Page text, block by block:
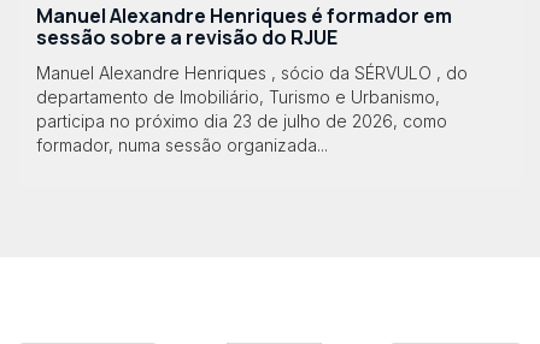
Manuel Alexandre Henriques é formador em
sessão sobre a revisão do RJUE
Manuel Alexandre Henriques , sócio da SÉRVULO , do
departamento de Imobiliário, Turismo e Urbanismo,
participa no próximo dia 23 de julho de 2026, como
formador, numa sessão organizada...